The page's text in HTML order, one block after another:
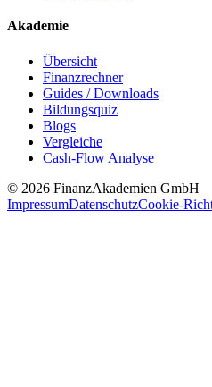
Akademie
Übersicht
Finanzrechner
Guides / Downloads
Bildungsquiz
Blogs
Vergleiche
Cash-Flow Analyse
© 2026 FinanzAkademien GmbH
ImpressumDatenschutzCookie-